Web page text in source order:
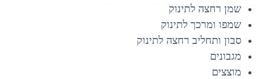
שמן רחצה לתינוק
שמפו ומרכך לתינוק
סבון ותחליב רחצה לתינוק
מגבונים
מוצצים